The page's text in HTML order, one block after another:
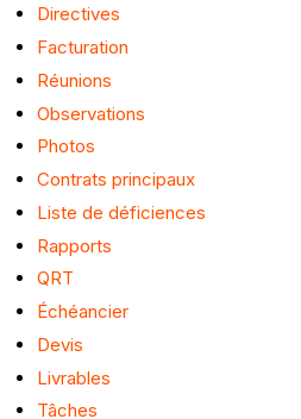
Directives
Facturation
Réunions
Observations
Photos
Contrats principaux
Liste de déficiences
Rapports
QRT
Échéancier
Devis
Livrables
Tâches